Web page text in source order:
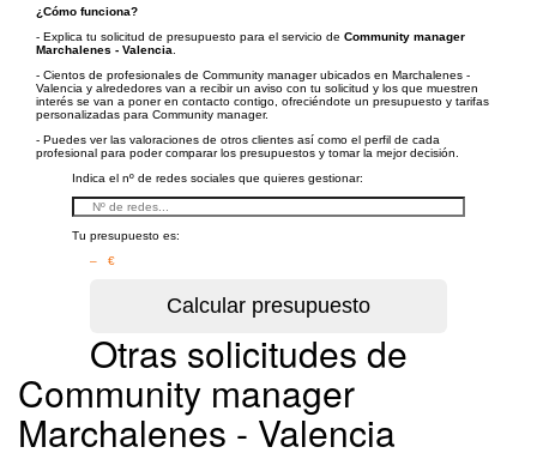
¿Cómo funciona?
- Explica tu solicitud de presupuesto para el servicio de Community manager
Marchalenes - Valencia
- Cientos de profesionales de Community manager ubicados en Marchalenes -
Valencia y alrededores van a recibir un aviso con tu solicitud y los que muestren
interés se van a poner en contacto contigo, ofreciéndote un presupuesto y tarifas
personalizadas para Community manager.
- Puedes ver las valoraciones de otros clientes así como el perfil de cada
profesional para poder comparar los presupuestos y tomar la mejor decisión.
Indica el nº de redes sociales que quieres gestionar:
Tu presupuesto es:
– €
Otras solicitudes de
Community manager
Marchalenes - Valencia